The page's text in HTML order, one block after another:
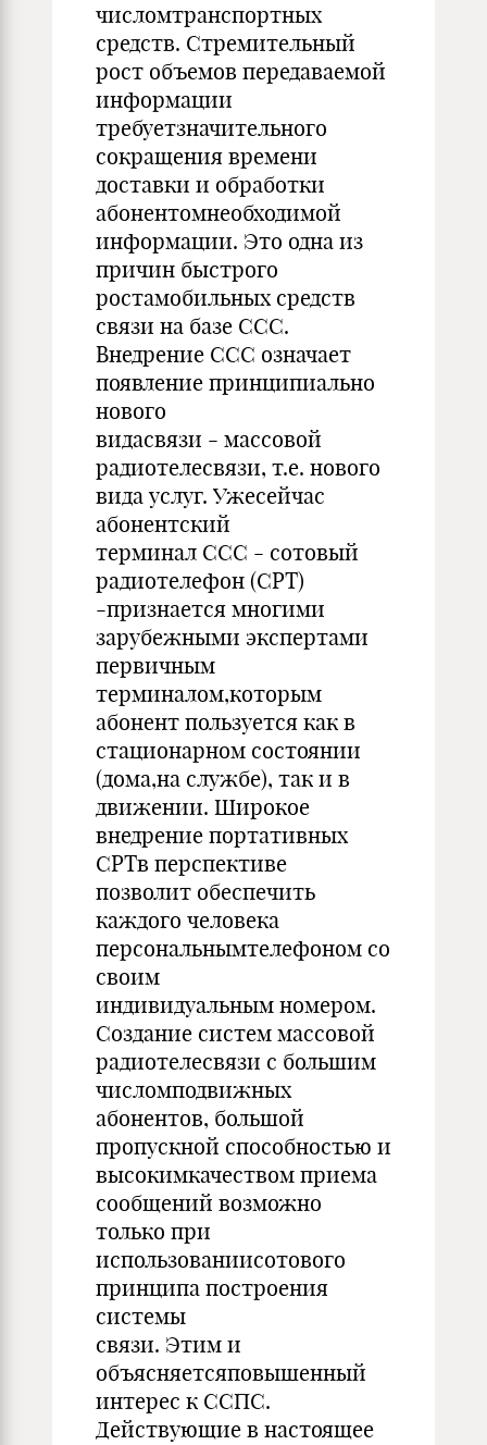
числомтранспортных
средств. Стремительный
рост объемов передаваемой
информации
требуетзначительного
сокращения времени
доставки и обработки
абонентомнеобходимой
информации. Это одна из
причин быстрого
ростамобильных средств
связи на базе ССС.
Внедрение ССС означает
появление принципиально
нового
видасвязи - массовой
радиотелесвязи, т.е. нового
вида услуг. Ужесейчас
абонентский
терминал ССС - сотовый
радиотелефон (СРТ)
-признается многими
зарубежными экспертами
первичным
терминалом,которым
абонент пользуется как в
стационарном состоянии
(дома,на службе), так и в
движении. Широкое
внедрение портативных
СРТв перспективе
позволит обеспечить
каждого человека
персональнымтелефоном со
своим
индивидуальным номером.
Создание систем массовой
радиотелесвязи с большим
числомподвижных
абонентов, большой
пропускной способностью и
высокимкачеством приема
сообщений возможно
только при
использованиисотового
принципа построения
системы
связи. Этим и
объясняетсяповышенный
интерес к ССПС.
Действующие в настоящее